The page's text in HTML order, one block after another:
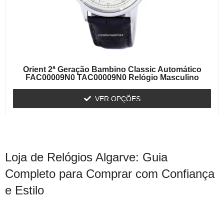
Orient 2ª Geração Bambino Classic Automático
FAC00009N0 TAC00009N0 Relógio Masculino
VER OPÇÕES
Loja de Relógios Algarve: Guia
Completo para Comprar com Confiança
e Estilo